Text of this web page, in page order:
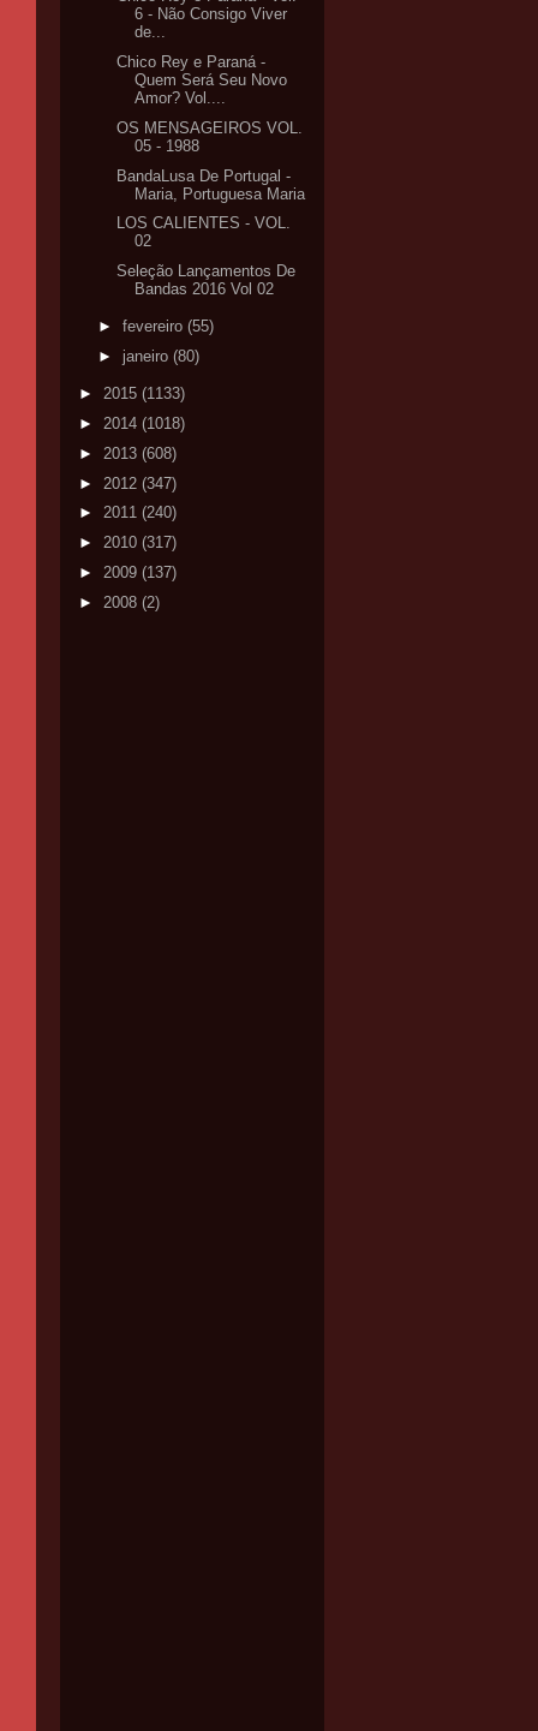
6 - Não Consigo Viver
de...
Chico Rey e Paraná -
Quem Será Seu Novo
Amor? Vol....
OS MENSAGEIROS VOL.
05 - 1988
BandaLusa De Portugal -
Maria, Portuguesa Maria
LOS CALIENTES - VOL.
02
Seleção Lançamentos De
Bandas 2016 Vol 02
► fevereiro (55)
► janeiro (80)
► 2015 (1133)
► 2014 (1018)
► 2013 (608)
► 2012 (347)
► 2011 (240)
► 2010 (317)
► 2009 (137)
► 2008 (2)